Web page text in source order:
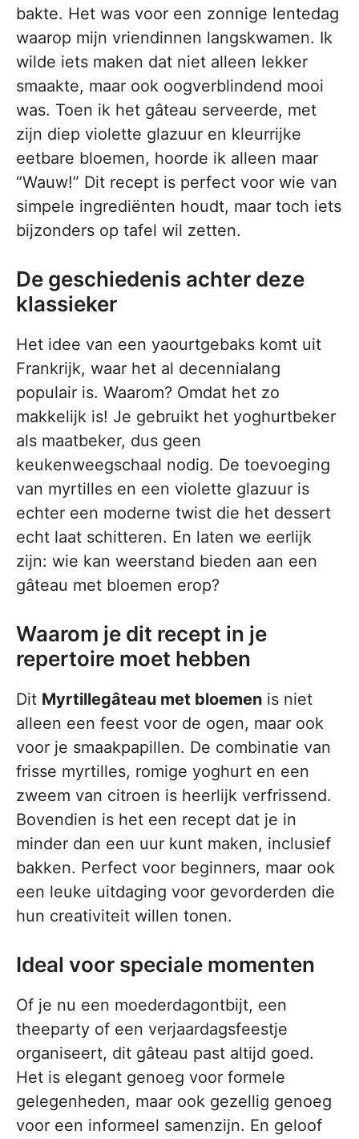
bakte. Het was voor een zonnige lentedag
waarop mijn vriendinnen langskwamen. Ik
wilde iets maken dat niet alleen lekker
smaakte, maar ook oogverblindend mooi
was. Toen ik het gâteau serveerde, met
zijn diep violette glazuur en kleurrijke
eetbare bloemen, hoorde ik alleen maar
“Wauw!” Dit recept is perfect voor wie van
simpele ingrediënten houdt, maar toch iets
bijzonders op tafel wil zetten.
De geschiedenis achter deze
klassieker
Het idee van een yaourtgebaks komt uit
Frankrijk, waar het al decennialang
populair is. Waarom? Omdat het zo
makkelijk is! Je gebruikt het yoghurtbeker
als maatbeker, dus geen
keukenweegschaal nodig. De toevoeging
van myrtilles en een violette glazuur is
echter een moderne twist die het dessert
echt laat schitteren. En laten we eerlijk
zijn: wie kan weerstand bieden aan een
gâteau met bloemen erop?
Waarom je dit recept in je
repertoire moet hebben
Dit Myrtillegâteau met bloemen is niet
alleen een feest voor de ogen, maar ook
voor je smaakpapillen. De combinatie van
frisse myrtilles, romige yoghurt en een
zweem van citroen is heerlijk verfrissend.
Bovendien is het een recept dat je in
minder dan een uur kunt maken, inclusief
bakken. Perfect voor beginners, maar ook
een leuke uitdaging voor gevorderden die
hun creativiteit willen tonen.
Ideal voor speciale momenten
Of je nu een moederdagontbijt, een
theeparty of een verjaardagsfeestje
organiseert, dit gâteau past altijd goed.
Het is elegant genoeg voor formele
gelegenheden, maar ook gezellig genoeg
voor een informeel samenzijn. En geloof